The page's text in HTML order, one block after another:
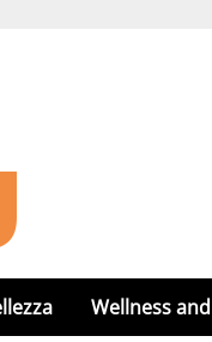
Wellness